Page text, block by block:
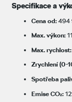
Specifikace a
Cena od:494
Max. výkon:
Max. rychlost:
Zrychlení (0-
Spotřeba
Emise CO₂: